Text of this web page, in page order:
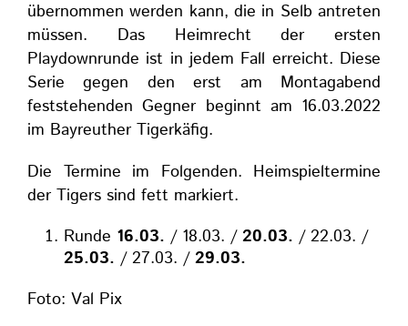
übernommen werden kann, die in Selb antreten
müssen. Das Heimrecht der ersten
Playdownrunde ist in jedem Fall erreicht. Diese
Serie gegen den erst am Montagabend
feststehenden Gegner beginnt am 16.03.2022
im Bayreuther Tigerkäfig.
Die Termine im Folgenden. Heimspieltermine
der Tigers sind fett markiert.
Runde 16.03. / 18.03. /20.03. / 22.03. /
25.03. / 27.03. /29.03.
Foto: Val Pix